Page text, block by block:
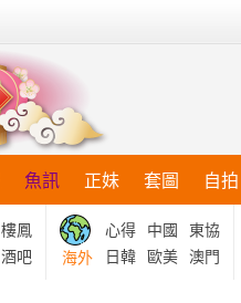
魚訊 正妹 套圖 自拍
樓鳳
酒吧 海外
心得 中國 東協
日韓 歐美 澳門